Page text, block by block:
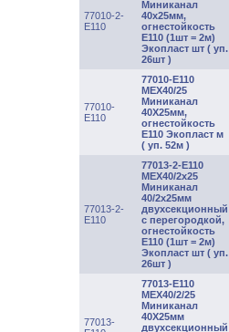
77010-2-
E110
Миниканал
40х25мм,
огнестойкость
E110 (1шт = 2м)
Экопласт шт ( уп.
26шт )
77010-
E110
77010-E110
МЕХ40/25
Миниканал
40Х25мм,
огнестойкость
E110 Экопласт м
( уп. 52м )
77013-2-
E110
77013-2-E110
MEX40/2х25
Миниканал
40/2х25мм
двухсекционный
с перегородкой,
огнестойкость
E110 (1шт = 2м)
Экопласт шт ( уп.
26шт )
77013-
77013-E110
МЕХ40/2/25
Миниканал
40Х25мм
двухсекционный